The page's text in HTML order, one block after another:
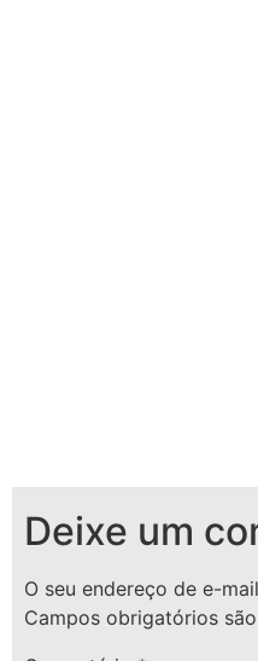
Deixe um
O seu endereço de e-
Campos obrigatórios